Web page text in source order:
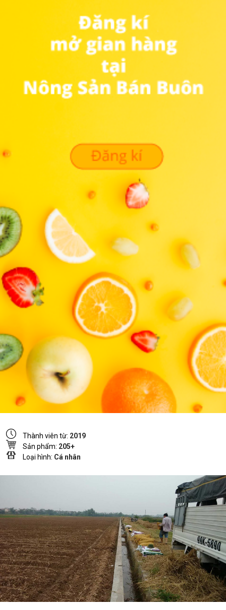
Thành viên từ: 2019
Sản phẩm: 205+
Loại hình: Cá nhân